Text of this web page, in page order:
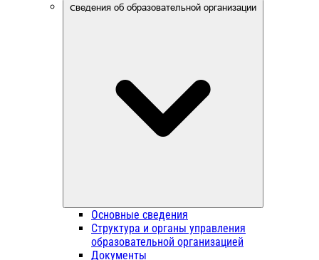
Сведения об образовательной организации
Основные сведения
Структура и органы управления
образовательной организацией
Документы